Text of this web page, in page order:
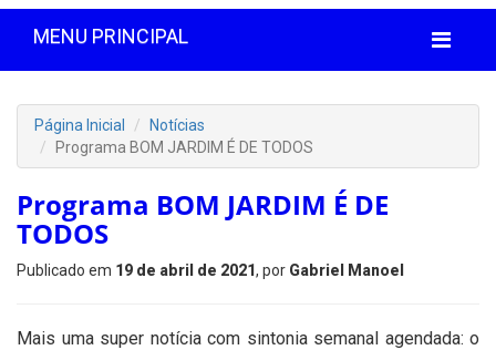
MENU PRINCIPAL
Página Inicial
Notícias
Programa BOM JARDIM É DE TODOS
Programa BOM JARDIM É DE
TODOS
Publicado em 19 de abril de 2021, por Gabriel Manoel
Mais uma super notícia com sintonia semanal agendada: o